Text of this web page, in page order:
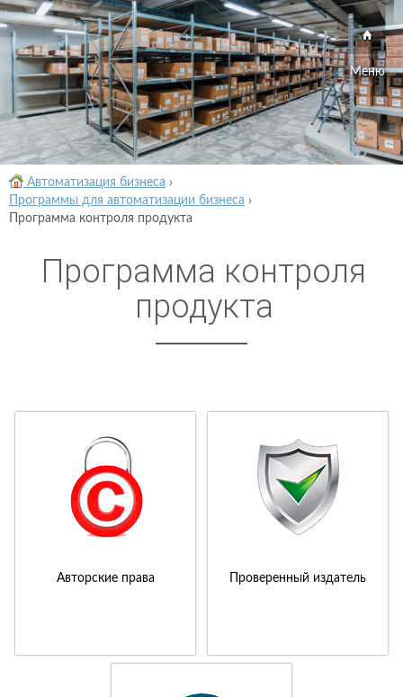
Меню
Автоматизация бизнеса ›
Программы для автоматизации бизнеса ›
Программа контроля продукта
Программа контроля
продукта
Авторские права Проверенный издатель